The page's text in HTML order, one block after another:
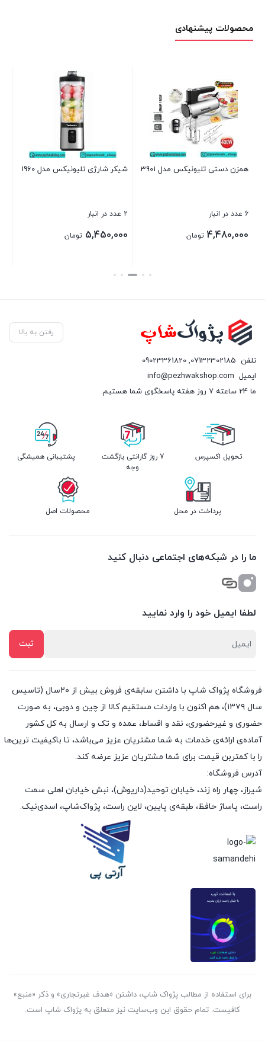
محصولات پیشنهادی
همزن دستی تلیونیکس مدل 3901
6 عدد در انبار
4,480,000 تومان
شیکر شارژی تلیونیکس مدل 1960
2 عدد در انبار
5,450,000 تومان
بستن
رفتن به بالا
تلفن 07132302185
,
09023361820
ایمیل info@pezhwakshop.com
ما 24 ساعته 7 روز هفته پاسخگوی شما هستیم.
تحویل اکسپرس
7 روز گارانتی بازگشت
وجه
پشتیبانی همیشگی
پرداخت در محل محصولات اصل
ما را در شبکه‌های اجتماعی دنبال کنید
لطفا ایمیل خود را وارد نمایید
فروشگاه پژواک شاپ با داشتن سابقه‌ی فروش بیش از ۲۰سال (تاسیس
سال ۱۳۷۹)، هم اکنون با واردات مستقیم کالا از چین و دوبی، به صورت
حضوری و غیرحضوری، نقد و اقساط، عمده و تک و ارسال به کل کشور
آماده‌ی ارائه‌ی خدمات به شما مشتریان عزیز می‌باشد، تا باکیفیت ترین‌ها
را با کمتربن قیمت برای شما مشتریان عزیز عرضه کند.
آدرس فروشگاه:
شیراز، چهار راه زند، خیابان توحید(داریوش)، نبش خیابان اهلی سمت
راست، پاساژ حافظ، طبقه‌ی پایین، لاین راست، پژواک‌شاپ، اسدی‌نیک.
برای استفاده از مطالب پژواک شاپ، داشتن «هدف غیرتجاری» و ذکر «منبع»
کافیست. تمام حقوق اين وب‌سايت نیز متعلق به پژواک شاپ است.